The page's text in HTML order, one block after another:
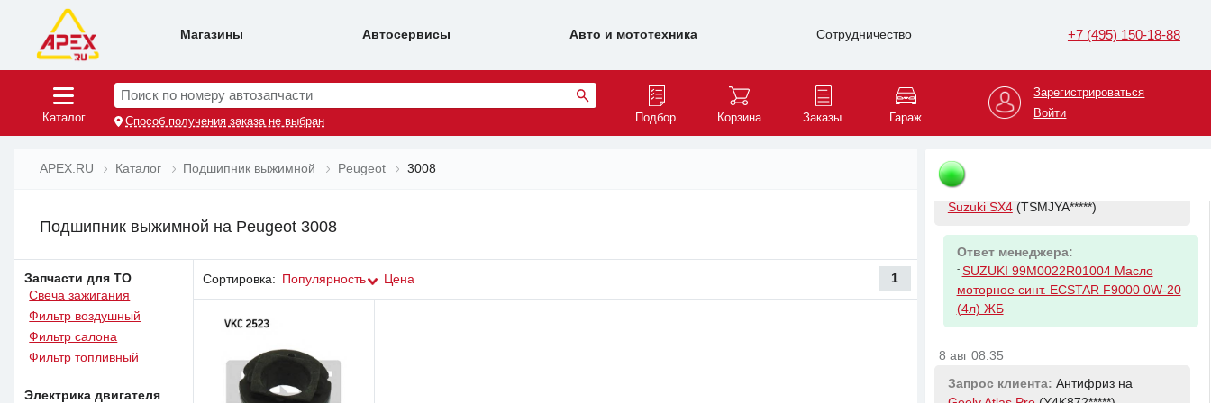
Магазины Автосервисы Авто и мототехника Сотрудничество +7 (495) 150-18-88
Каталог
Поиск по номеру автозапчасти
Способ получения заказа не выбран Подбор Корзина Заказы Гараж
Зарегистрироваться
Войти
APEX.RU Каталог Подшипник выжимной Peugeot 3008
Подшипник выжимной на Peugeot 3008
Запчасти для ТО
Свеча зажигания
Фильтр воздушный
Фильтр салона
Фильтр топливный
Электрика двигателя
Сортировка: Популярность Цена 1
(XUULJ6*****)
GENERAL MOTORS 4805945
HANGER
8 авг 07:39
Запрос клиента:
Suzuki SX4(TSMJYA*****)
Ответ менеджера:
- SUZUKI 99M0022R01004 Масло
моторное синт. ECSTAR F9000 0W-20
(4л) ЖБ
8 авг 08:35
Запрос клиента: Антифриз на